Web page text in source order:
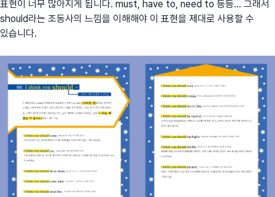
표현이 너무 많아지게 됩니다. must, have to, need to 등등... 그래서
should라는 조동사의 느낌을 이해해야 이 표현을 제대로 사용할 수
있습니다.